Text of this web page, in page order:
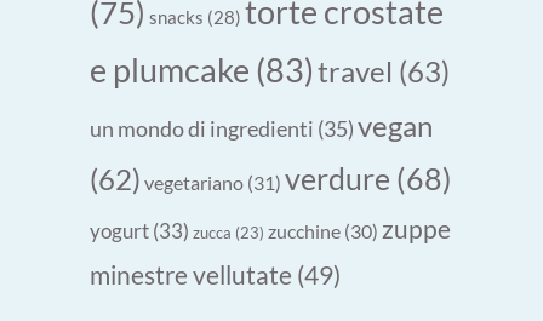
(75) snacks (28) torte crostate
e plumcake (83)travel (63)
un mondo di ingredienti (35)vegan
(62) vegetariano (31) verdure (68)
yogurt(33) zucca (23) zucchine (30) zuppe
minestre vellutate (49)